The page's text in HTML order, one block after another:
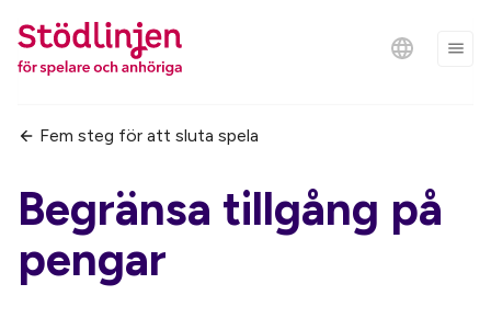
Fem steg för att sluta spela
Begränsa tillgång på
pengar